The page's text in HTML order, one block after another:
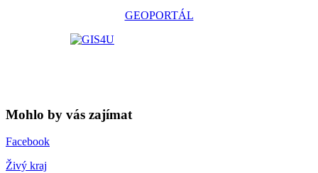
GEOPORTÁL
Mohlo by vás zajímat
Facebook
Živý kraj